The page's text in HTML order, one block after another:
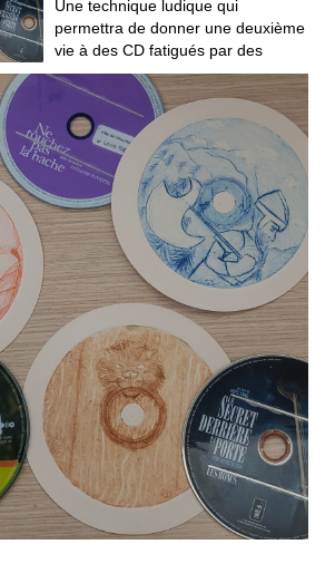
Une technique ludique qui
permettra de donner une deuxième
vie à des CD fatigués par des